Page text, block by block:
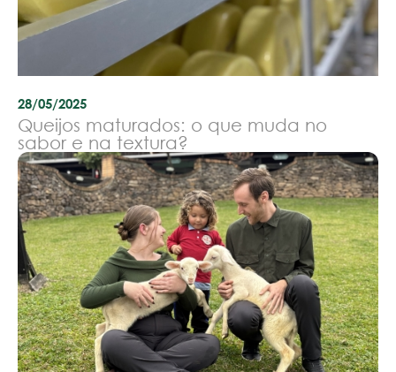
28/05/2025
Queijos maturados: o que muda no
sabor e na textura?